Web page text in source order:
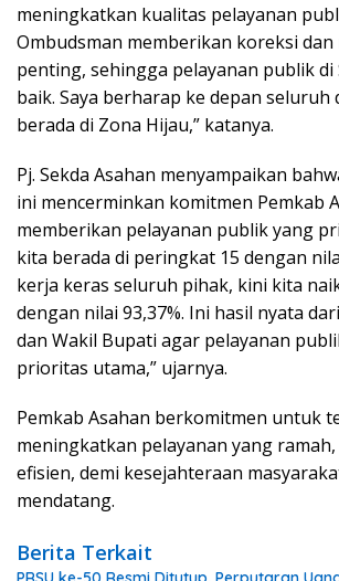
meningkatkan kualitas pelayanan
Ombudsman memberikan koreksi dan
penting, sehingga pelayanan publik di
baik. Saya berharap ke depan seluruh
berada di Zona Hijau,” katanya.
Pj. Sekda Asahan menyampaikan
ini mencerminkan komitmen Pemkab
memberikan pelayanan publik yang
kita berada di peringkat 15 dengan
kerja keras seluruh pihak, kini kita
dengan nilai 93,37%. Ini hasil nyata
dan Wakil Bupati agar pelayanan
prioritas utama,” ujarnya.
Pemkab Asahan berkomitmen untuk
meningkatkan pelayanan yang
efisien, demi kesejahteraan
mendatang.
Berita Terkait